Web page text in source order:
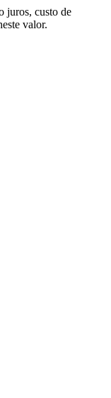
juros, custo de
valor.